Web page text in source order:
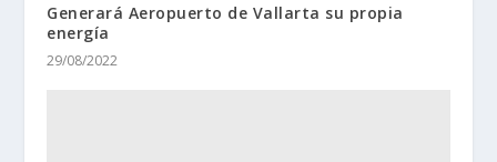
Generará Aeropuerto de Vallarta su propia
energía
29/08/2022